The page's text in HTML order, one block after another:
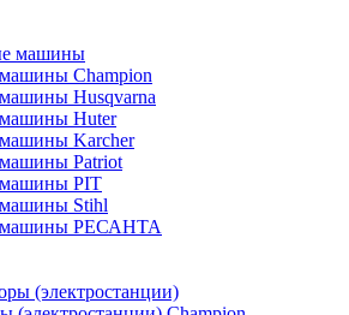
машины
Champion
Husqvarna
Huter
Karcher
Patriot
PIT
Stihl
РЕСАНТА
(электростанции)